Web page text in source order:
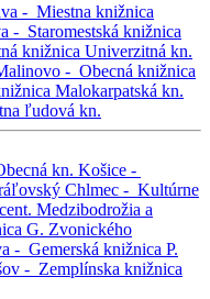
- Miestna knižnica
- Staromestská knižnica
knižnica Univerzitná kn.
- Obecná knižnica
Malokarpatská kn.
ľudová kn.
kn. Košice -
Chlmec - Kultúrne
Medzibodrožia a
G. Zvonického
- Gemerská knižnica P.
- Zemplínska knižnica